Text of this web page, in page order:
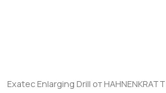
Exatec Enlarging Drill от